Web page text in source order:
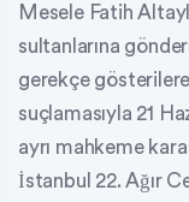
Mesele Fatih
sultanlarına
gerekçe
suçlamasıyla 21
ayrı mahkeme
İstanbul 22. Ağır